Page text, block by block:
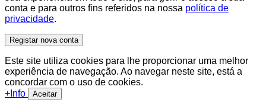
conta e para outros fins referidos na nossa política de
privacidade.
Registar nova conta
Este site utiliza cookies para lhe proporcionar uma melhor
experiência de navegação. Ao navegar neste site, está a
concordar com o uso de cookies.
+Info
Aceitar